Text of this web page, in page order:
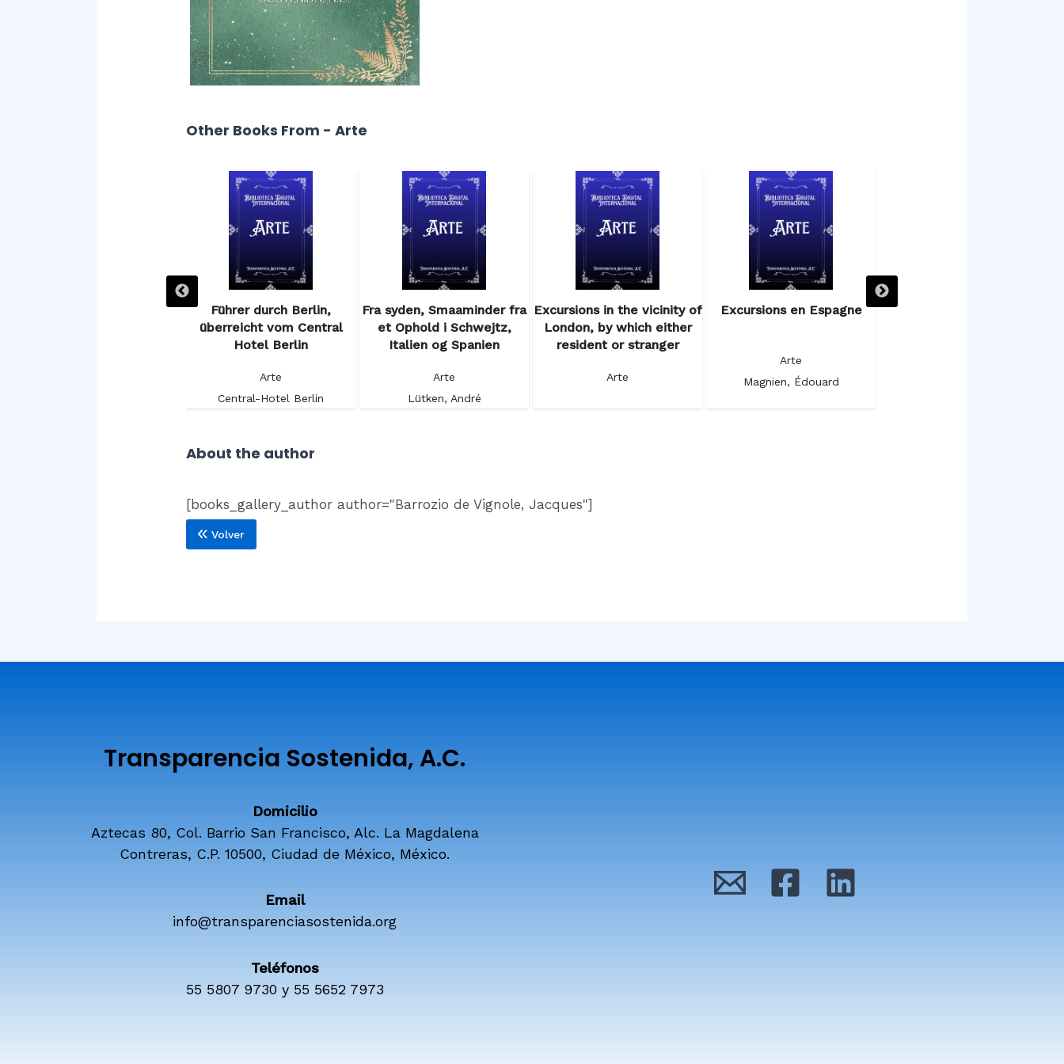
Other Books From - Arte
Guía de Ávila, o descripción
Führer durch Berlin,
überreicht vom Central
Hotel Berlin
Arte
Central-Hotel Berlin
Fra syden, Smaaminder fra
et Ophold i Schwejtz,
Italien og Spanien
Arte
Lütken, André
Excursions in the vicinity of
London, by which either
resident or stranger
Arte
Excursions en Espagne
Arte
Magnien, Édouard
Excursions en Espagne
About the author
[books_gallery_author author="Barrozio de Vignole, Jacques"]
Volver
Transparencia Sostenida, A.C.
Domicilio
Aztecas 80, Col. Barrio San Francisco, Alc. La Magdalena
Contreras, C.P. 10500, Ciudad de México, México.
Email
info@transparenciasostenida.org
Teléfonos
55 5807 9730 y 55 5652 7973